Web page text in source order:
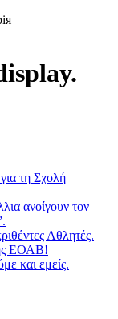
τη Σχολή
ανοίγουν τον
Αθλητές.
ΕΟΑΒ!
και εμείς.